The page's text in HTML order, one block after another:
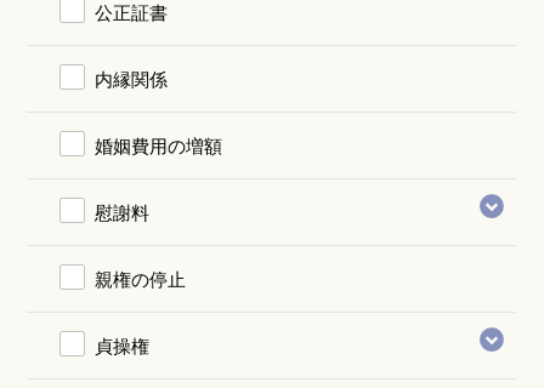
公正証書
内縁関係
婚姻費用の増額
慰謝料
親権の停止
貞操権